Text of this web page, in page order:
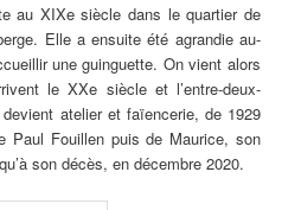
au XIXe siècle dans le quartier de
Elle a ensuite été agrandie au-
une guinguette. On vient alors
le XXe siècle et l’entre-deux-
atelier et faïencerie, de 1929
Paul Fouillen puis de Maurice, son
son décès, en décembre 2020.